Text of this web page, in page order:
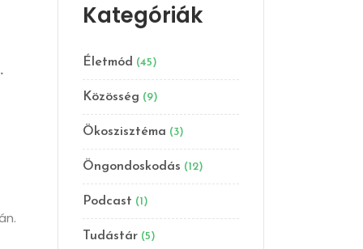
Kategóriák
Életmód (45)
Közösség (9)
Ökoszisztéma (3)
Öngondoskodás (12)
Podcast (1)
Tudástár (5)